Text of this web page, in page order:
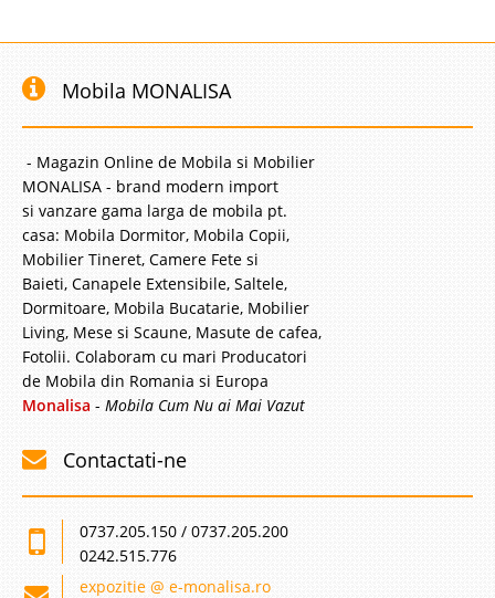
Mobila MONALISA
- Magazin Online de Mobila si Mobilier
MONALISA - brand modern import
si vanzare gama larga de mobila pt.
casa: Mobila Dormitor, Mobila Copii,
Mobilier Tineret, Camere Fete si
Baieti, Canapele Extensibile, Saltele,
Dormitoare, Mobila Bucatarie, Mobilier
Living, Mese si Scaune, Masute de cafea,
Fotolii. Colaboram cu mari Producatori
de Mobila din Romania si Europa
Monalisa - Mobila Cum Nu ai Mai Vazut
Contactati-ne
0737.205.150 / 0737.205.200
0242.515.776
expozitie @ e-monalisa.ro